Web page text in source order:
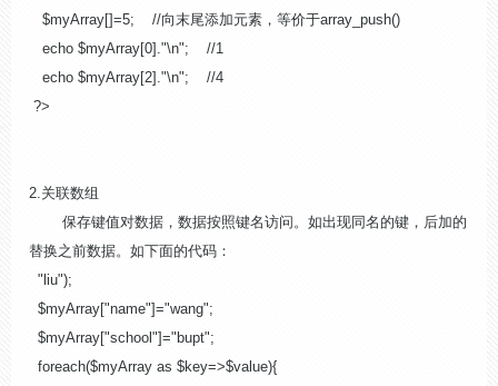
$myArray[]=5; //向末尾添加元素，等价于array_push()
echo $myArray[0]."\n"; //1
echo $myArray[2]."\n"; //4
?>
2.关联数组
保存键值对数据，数据按照键名访问。如出现同名的键，后加的
替换之前数据。如下面的代码：
"liu");
$myArray["name"]="wang";
$myArray["school"]="bupt";
foreach($myArray as $key=>$value){